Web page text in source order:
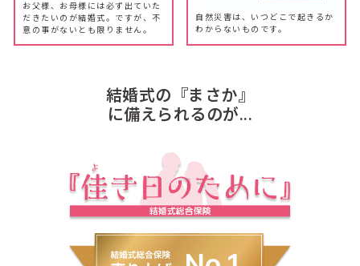
お父様、お母様には必ず出ていた
だきたいのが結婚式。ですが、不
意の事がないとも限りません。
自然災害は、いつどこで起きるか
わからないものです。
結婚式の『まさか』
に備えられるのが...